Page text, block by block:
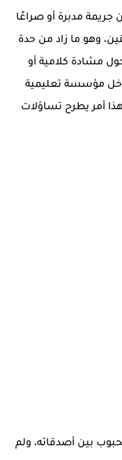
جريمة مدبرة أو صراعًا
وهو ما زاد من حدة
مشادة كلامية أو
مؤسسة تعليمية
أمر يطرح تساؤلات
بين أصدقائه، ولم